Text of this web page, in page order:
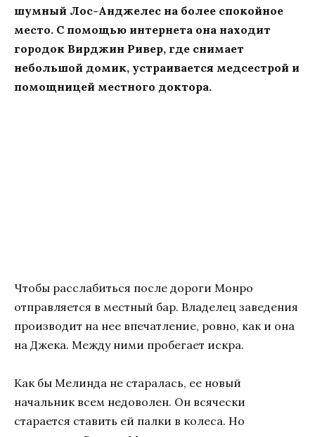
шумный Лос-Анджелес на более спокойное
место. С помощью интернета она находит
городок Вирджин Ривер, где снимает
небольшой домик, устраивается медсестрой и
помощницей местного доктора.
Чтобы расслабиться после дороги Монро
отправляется в местный бар. Владелец заведения
производит на нее впечатление, ровно, как и она
на Джека. Между ними пробегает искра.
Как бы Мелинда не старалась, ее новый
начальник всем недоволен. Он всячески
старается ставить ей палки в колеса. Но